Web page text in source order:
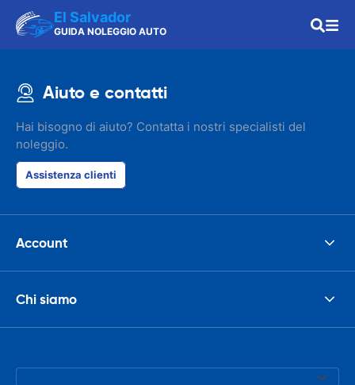
El Salvador
GUIDA NOLEGGIO AUTO
Aiuto e contatti
Hai bisogno di aiuto? Contatta i nostri specialisti del
noleggio.
Assistenza clienti
Account
Chi siamo